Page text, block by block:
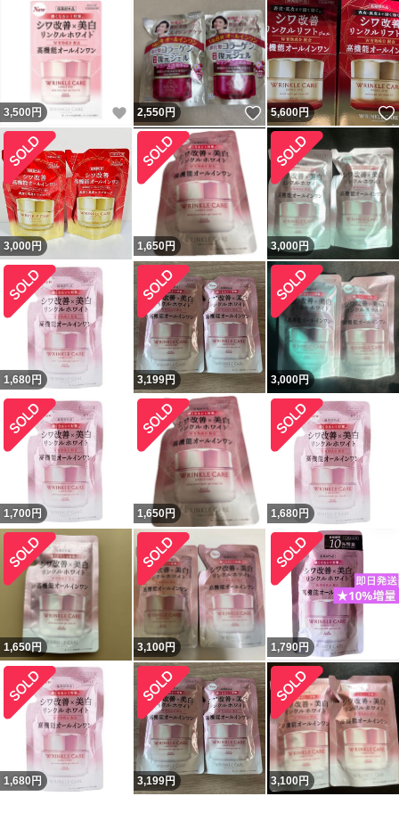
3,500 円 いいね！
2,550円 いいね！
5,600円
3,000円 1,650円 3,000円
1,680円 3,199円 3,000円
1,700円 1,650円 1,680円
1,650円 3,100円 1,790 円
1,680円 3,199円 3,100円